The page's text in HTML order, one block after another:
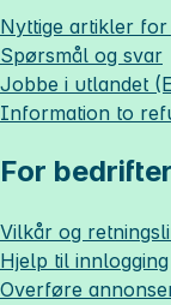
Nyttige artikler
Spørsmål og svar
Jobbe i utlandet
Information to
For bedrifter
Vilkår og
Hjelp til innlogging
Overføre